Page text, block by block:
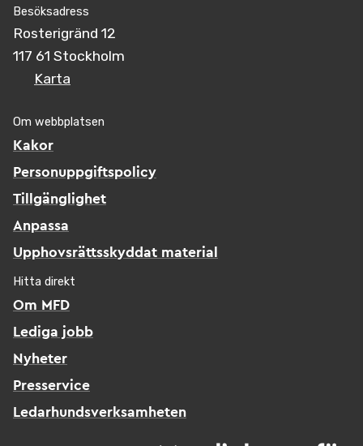
Besöksadress
Rosterigränd 12
117 61 Stockholm
Karta
Om webbplatsen
Kakor
Personuppgiftspolicy
Tillgänglighet
Anpassa
Upphovsrättsskyddat material
Hitta direkt
Om MFD
Lediga jobb
Nyheter
Presservice
Ledarhundsverksamheten